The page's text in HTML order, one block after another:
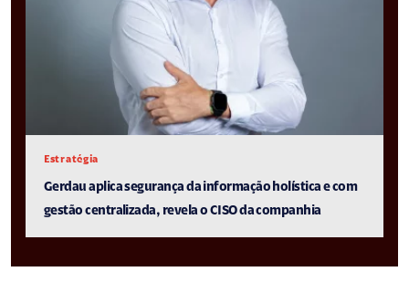
Estratégia
Gerdau aplica segurança da informação holística e com
gestão centralizada, revela o CISO da companhia